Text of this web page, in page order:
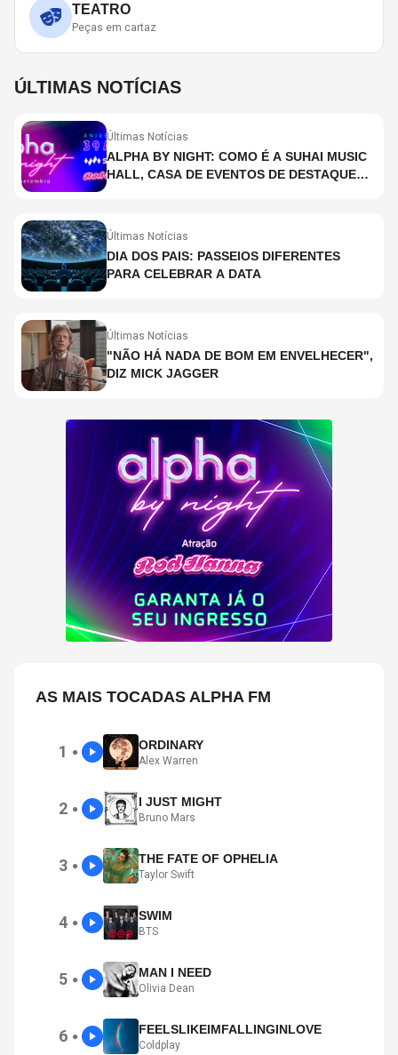
TEATRO
Peças em cartaz
ÚLTIMAS NOTÍCIAS
Últimas Notícias
ALPHA BY NIGHT: COMO É A SUHAI MUSIC
HALL, CASA DE EVENTOS DE DESTAQUE
Últimas Notícias
DIA DOS PAIS: PASSEIOS DIFERENTES
PARA CELEBRAR A DATA
Últimas Notícias
"NÃO HÁ NADA DE BOM EM ENVELHECER",
DIZ MICK JAGGER
AS MAIS TOCADAS ALPHA FM
1 ● ORDINARY
Alex Warren
2 ● I JUST MIGHT
Bruno Mars
3 ● THE FATE OF OPHELIA
Taylor Swift
4 ● SWIM
BTS
5 ● MAN I NEED
Olivia Dean
6 ● FEELSLIKEIMFALLINGINLOVE
Coldplay